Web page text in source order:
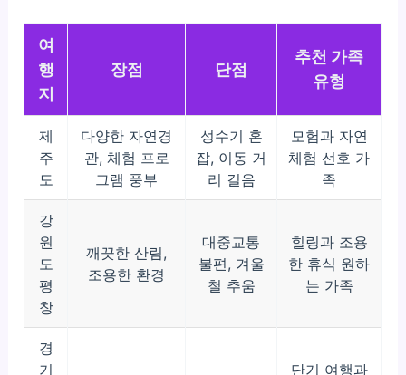
여
행
지
장점 단점
추천 가족
유형
제
주
도
다양한 자연경
관, 체험 프로
그램 풍부
성수기 혼
잡, 이동 거
리 길음
모험과 자연
체험 선호 가
족
강
원
도
평
창
깨끗한 산림,
조용한 환경
대중교통
불편, 겨울
철 추움
힐링과 조용
한 휴식 원하
는 가족
경
기
단기 여행과